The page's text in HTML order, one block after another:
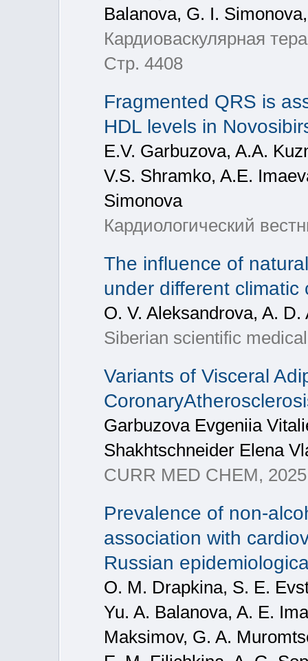
Balanova, G. I.
Кардиоваскулярная
Стр. 4408
Fragmented QRS is
HDL levels in
E.V. Garbuzova, A.A.
V.S. Shramko, A.E.
Simonova
Кардиологический
The influence of
under different climatic
O. V. Aleksandrova, A.
Siberian scientific
Variants of Visceral
Garbuzova Evgeniia
Shakhtschneider Elena
CURR MED CHEM,
Prevalence of non-
association with
Russian
O. M. Drapkina, S. E.
Yu. A. Balanova, A. E.
Maksimov, G. A.